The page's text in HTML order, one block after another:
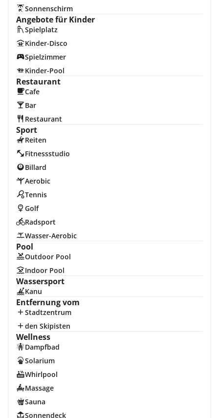
Sonnenschirm
Angebote für Kinder
Spielplatz
Kinder-Disco
Spielzimmer
Kinder-Pool
Restaurant
Cafe
Bar
Restaurant
Sport
Reiten
Fitnessstudio
Billard
Aerobic
Tennis
Golf
Radsport
Wasser-Aerobic
Pool
Outdoor Pool
Indoor Pool
Wassersport
Kanu
Entfernung vom
Stadtzentrum
den Skipisten
Wellness
Dampfbad
Solarium
Whirlpool
Massage
Sauna
Sonnendeck